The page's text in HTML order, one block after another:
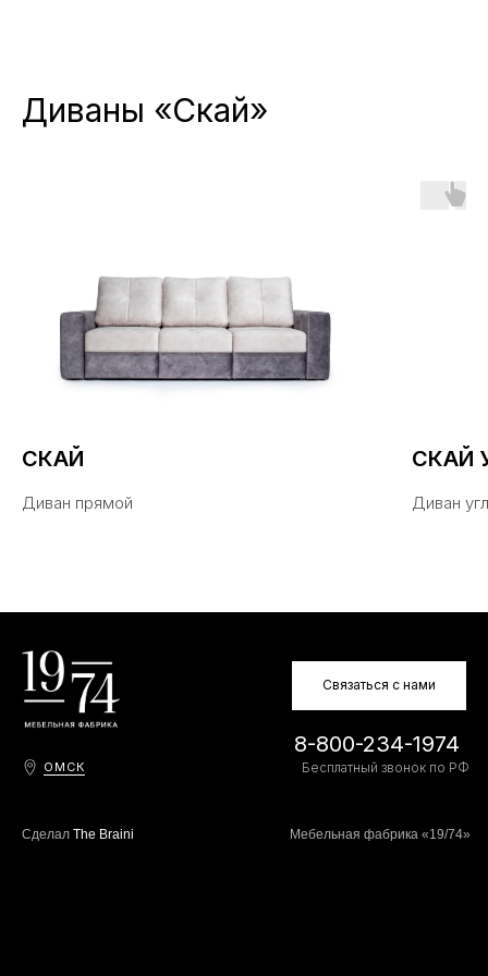
Диваны «Скай»
СКАЙ
Диван прямой
СКАЙ
Диван
Мебельная фабрика «19/74»
Сделал The Braini
Связаться с нами
ОМСК
8-800-234-1974
Бесплатный звонок по РФ